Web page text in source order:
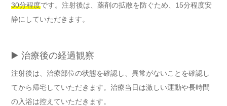
30分程度です。注射後は、薬剤の拡散を防ぐため、15分程度安
静にしていただきます。
▶️ 治療後の経過観察
注射後は、治療部位の状態を確認し、異常がないことを確認し
てから帰宅していただきます。治療当日は激しい運動や長時間
の入浴は控えていただきます。